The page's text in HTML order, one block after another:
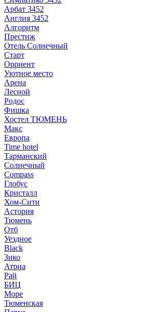
Арбат 3452
Англия 3452
Алгоритм
Престиж
Отель Солнечный
Старт
Орриент
Уютное место
Арена
Лесной
Родос
Фишка
Хостел ТЮМЕНЬ
Макс
Европа
Time hotel
Тарманский
Солнечный
Compass
Глобус
Кристалл
Хом-Сити
Астория
Тюмень
Отб
Уездное
Black
Зико
Атриа
Рай
БИЦ
Море
Тюменская